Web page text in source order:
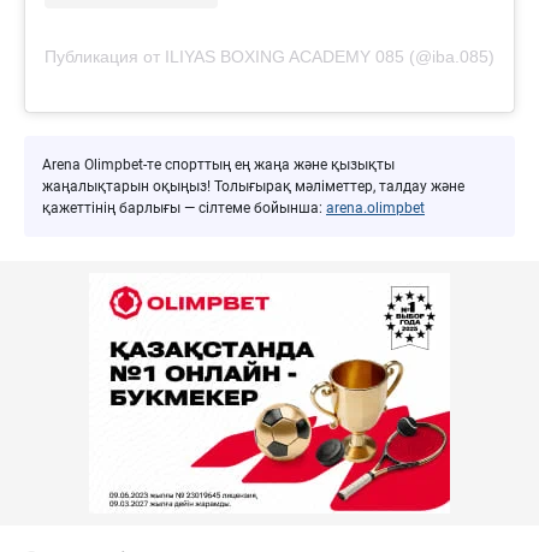
Публикация от ILIYAS BOXING ACADEMY 085 (@iba.085)
Arena Olimpbet-те спорттың ең жаңа және қызықты
жаңалықтарын оқыңыз! Толығырақ мәліметтер, талдау және
қажеттінің барлығы — сілтеме бойынша: arena.olimpbet